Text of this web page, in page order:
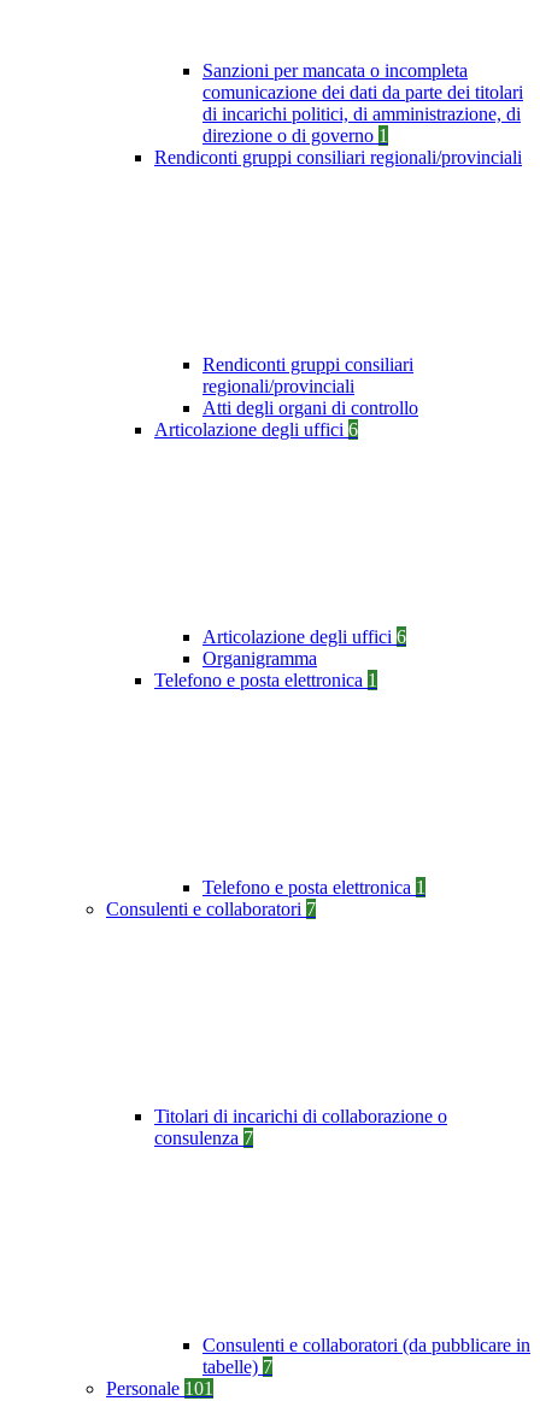
Sanzioni per mancata o incompleta
comunicazione dei dati da parte dei titolari
di incarichi politici, di amministrazione, di
direzione o di governo 1
Rendiconti gruppi consiliari regionali/provinciali
Rendiconti gruppi consiliari
regionali/provinciali
Atti degli organi di controllo
Articolazione degli uffici 6
Articolazione degli uffici 6
Organigramma
Telefono e posta elettronica 1
Telefono e posta elettronica 1
Consulenti e collaboratori 7
Titolari di incarichi di collaborazione o
consulenza 7
Consulenti e collaboratori (da pubblicare in
tabelle) 7
Personale 101